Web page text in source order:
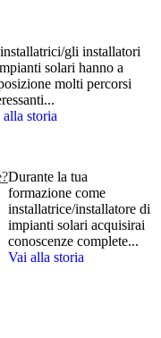
gli installatori
solari hanno a
molti percorsi
alla storia
Durante la tua
formazione come
installatrice/installatore di
impianti solari acquisirai
conoscenze complete...
Vai alla storia